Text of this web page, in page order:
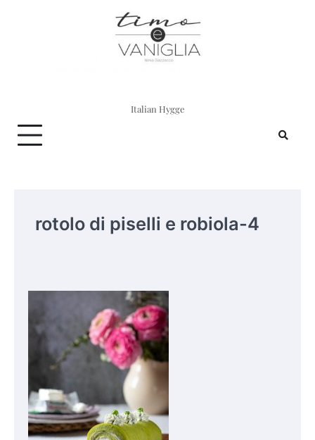
Italian Hygge
rotolo di piselli e robiola-4